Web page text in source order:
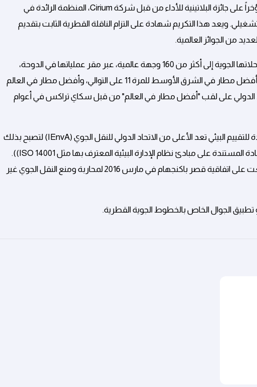
بالإضافة إلى ذلك، حصدت الخطوط الجوية القطرية مؤخراً على جائزة البلاتينية للأداء من قبل شركة Cirium، المنظمة الرائدة في
ويعد هذا التكريم شهادة على التزام الناقلة القطرية الثابت بتقديم
من الجوائز العالمية.
وخلال فترة الصيف، تُسيّر الناقلة الوطنية لدولة قطر رحلاتها الجوية إلى أكثر من 160 وجهة عالمية، عبر مقر عملياتها في الدوحة،
مطار حمد الدولي، الذي اختارته شركة سكاي تراكس كأفضل مطار في الشرق الأوسط للمرة 11 على التوالي، وأفضل مطار في العالم
الدولي على لقب "أفضل مطار في العالم" من قبل سكاي تراكس في أعوام
وكانت الخطوط الجوية القطرية قد حصلت على شهادة للتقييم البيئي تعد الأعلى من الاتحاد الدولي للنقل الجوي (IEnvA) لتصبح بذلك
أول شركة طيران في الشرق الأوسط تنال هذه الشهادة المستندة على مبادئ نظام الإدارة البيئية المعترف بها مثل ISO 14001)).
كما وكانت الناقلة القطرية من أولى الشركات التي وقعت على اتفاقية قصر باكنجهام في مارس 2016 لمحاربة ومنع النقل الجوي غير
تطبيق الجوال الخاص بالخطوط الجوية القطرية.